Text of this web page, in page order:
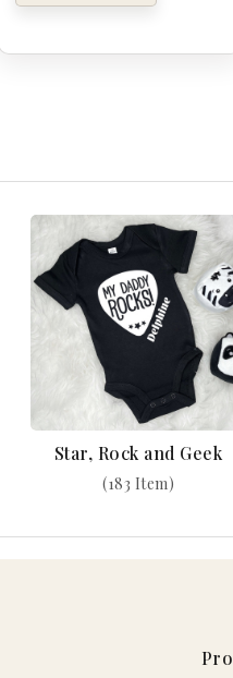
Star, Rock and Geek
(183 Item)